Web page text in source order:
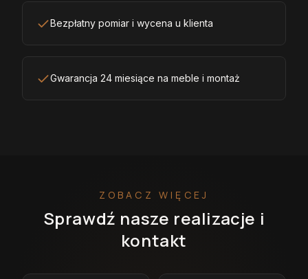
Bezpłatny pomiar i wycena u klienta
Gwarancja 24 miesiące na meble i montaż
ZOBACZ WIĘCEJ
Sprawdź nasze realizacje i
kontakt